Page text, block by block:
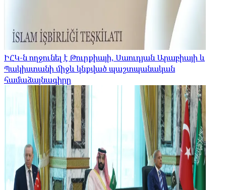
ԻՀԿ-ն ողջունել է Թուրքիայի, Սաուդյան Արաբիայի և
Պակիստանի միջև կնքված պաշտպանական
համաձայնագիրը